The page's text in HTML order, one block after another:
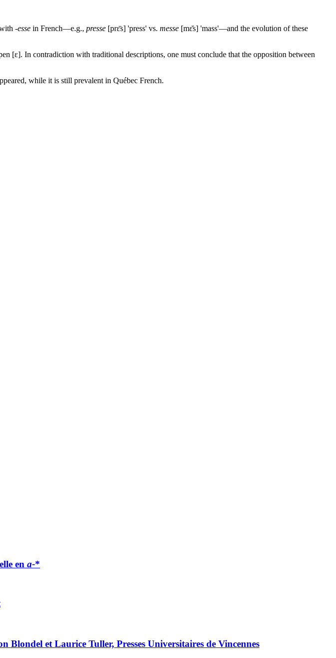
-esse in French—e.g., presse [prε̄s] 'press' vs. messe [mε̆s] 'mass'—and the evolution of these
[ε]. In contradiction with traditional descriptions, one must conclude that the opposition between
while it is still prevalent in Québec French.
en a-*
Blondel et Laurice Tuller, Presses Universitaires de Vincennes